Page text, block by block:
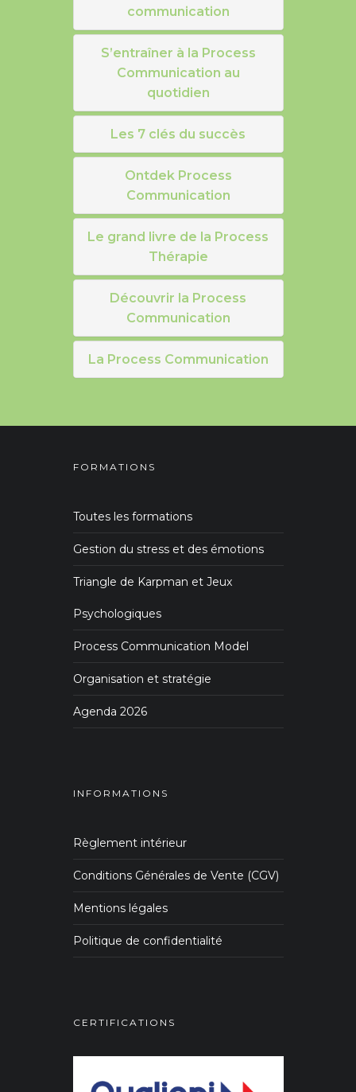
communication
S’entraîner à la Process
Communication au
quotidien
Les 7 clés du succès
Ontdek Process
Communication
Le grand livre de la Process
Thérapie
Découvrir la Process
Communication
La Process Communication
FORMATIONS
Toutes les formations
Gestion du stress et des émotions
Triangle de Karpman et Jeux
Psychologiques
Process Communication Model
Organisation et stratégie
Agenda 2026
INFORMATIONS
Règlement intérieur
Conditions Générales de Vente (CGV)
Mentions légales
Politique de confidentialité
CERTIFICATIONS